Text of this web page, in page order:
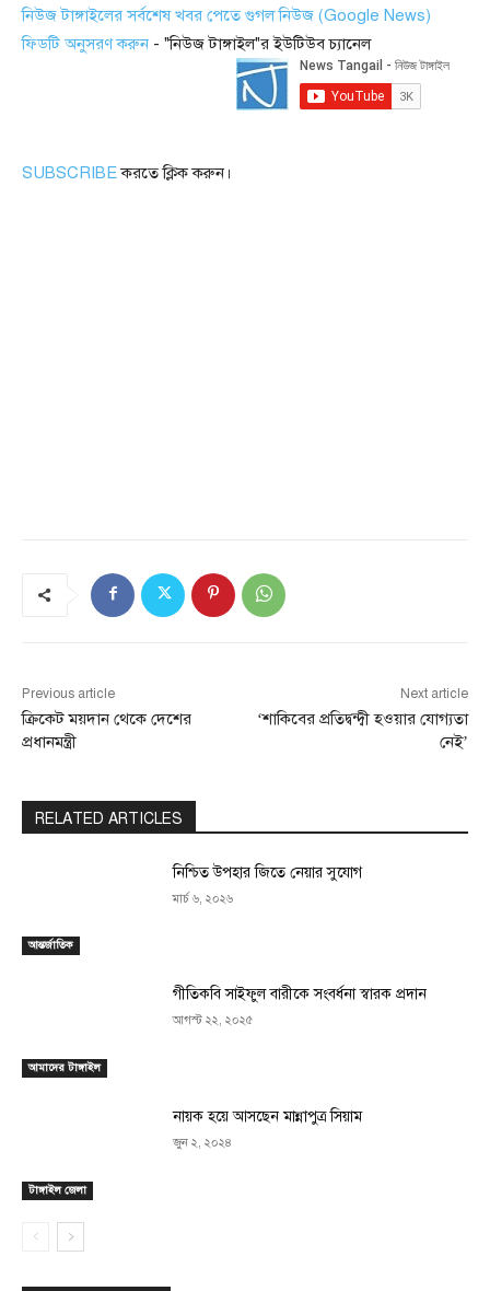
নিউজ টাঙ্গাইলের সর্বশেষ খবর পেতে গুগল নিউজ (Google News)
ফিডটি অনুসরণ করুন - "নিউজ টাঙ্গাইল"র ইউটিউব চ্যানেল
SUBSCRIBEকরতে ক্লিক করুন।
Previous article
ক্রিকেট ময়দান থেকে দেশের
প্রধানমন্ত্রী
Next article
‘শাকিবের প্রতিদ্বন্দ্বী হওয়ার যোগ্যতা
নেই’
RELATED ARTICLES
আন্তর্জাতিক
নিশ্চিত উপহার জিতে নেয়ার সুযোগ
মার্চ ৬, ২০২৬
আমাদের টাঙ্গাইল
গীতিকবি সাইফুল বারীকে সংবর্ধনা স্বারক প্রদান
আগস্ট ২২, ২০২৫
টাঙ্গাইল জেলা
নায়ক হয়ে আসছেন মান্নাপুত্র সিয়াম
জুন ২, ২০২৪